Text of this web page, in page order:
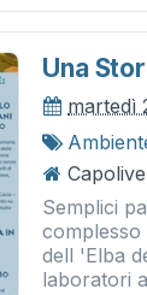
Una
martedì
Semplici
dell 'Elba
laboratori